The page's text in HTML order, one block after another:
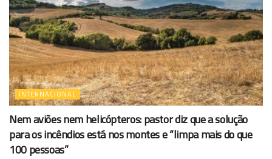
INTERNACIONAL
Nem aviões nem helicópteros: pastor diz que a solução
para os incêndios está nos montes e “limpa mais do que
100 pessoas”